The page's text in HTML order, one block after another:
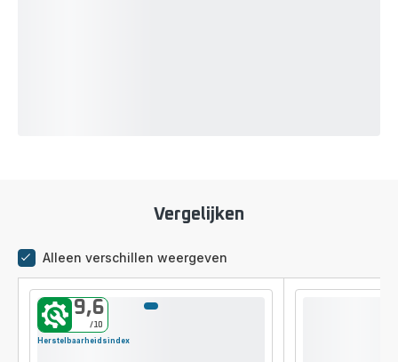
Vergelijken
Alleen verschillen weergeven
9,6
/10
Herstelbaarheidsindex